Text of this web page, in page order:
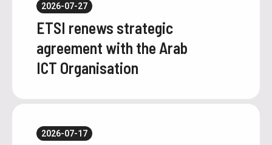
ETSI renews strategic
agreement with the Arab
ICT Organisation
2026-07-27
2026-07-17